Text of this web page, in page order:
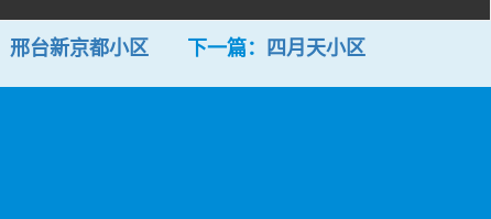
邢台新京都小区 下一篇： 四月天小区